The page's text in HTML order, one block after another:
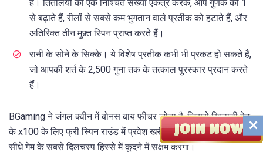
है। तितलियों की एक निश्चित संख्या एकत्र करके, आप गुणक को 1
से बढ़ाते हैं, रीलों से सबसे कम भुगतान वाले प्रतीक को हटाते हैं, और
अतिरिक्त तीन मुफ़्त स्पिन प्राप्त करते हैं।
रानी के सोने के सिक्के। ये विशेष प्रतीक कभी भी प्रकट हो सकते हैं,
जो आपकी शर्त के 2,500 गुना तक के तत्काल पुरस्कार प्रदान करते
हैं।
BGaming ने जंगल क्वीन में बोनस बाय फीचर जोड़ा है, जिससे खिलाड़ी बेट
के x100 के लिए फ्री स्पिन राउंड में प्रवेश खरीद सकते हैं। यह आपको
सीधे गेम के सबसे दिलचस्प हिस्से में कूदने में सक्षम करेगा।